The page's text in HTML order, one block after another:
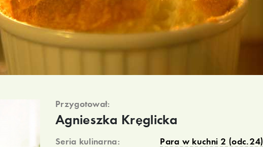
Przygotował:
Agnieszka Kręglicka
Seria kulinarna:
Para w kuchni 2 (odc.24)